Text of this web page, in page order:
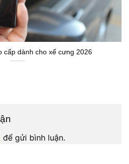
cấp dành cho xế cưng 2026
để gửi bình luận.